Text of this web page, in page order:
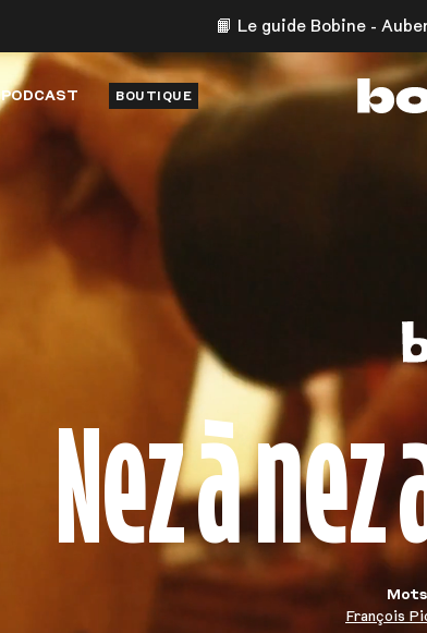
📙 Le guide Bobine -
PODCAST BOUTIQUE
Nez à
Mots
François